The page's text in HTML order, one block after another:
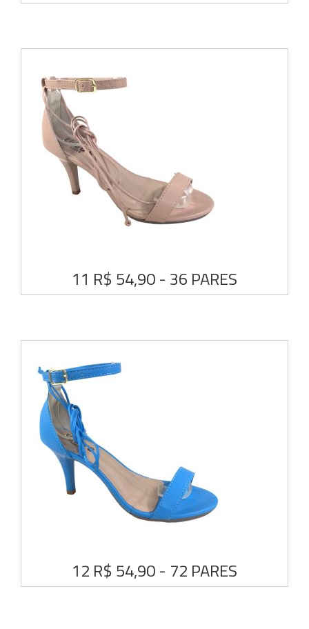
11 R$ 54,90 - 36 PARES
12 R$ 54,90 - 72 PARES